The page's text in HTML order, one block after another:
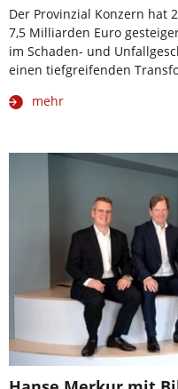
Der Provinzial Konzern hat
7,5 Milliarden Euro
im Schaden- und
einen tiefgreifenden
mehr